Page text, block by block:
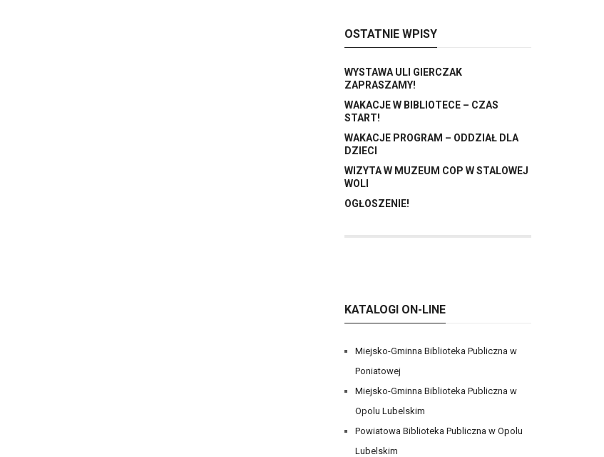
OSTATNIE WPISY
WYSTAWA ULI GIERCZAK
ZAPRASZAMY!
WAKACJE W BIBLIOTECE – CZAS
START!
WAKACJE PROGRAM – ODDZIAŁ DLA
DZIECI
WIZYTA W MUZEUM COP W STALOWEJ
WOLI
OGŁOSZENIE!
KATALOGI ON-LINE
Miejsko-Gminna Biblioteka Publiczna w
Poniatowej
Miejsko-Gminna Biblioteka Publiczna w
Opolu Lubelskim
Powiatowa Biblioteka Publiczna w Opolu
Lubelskim